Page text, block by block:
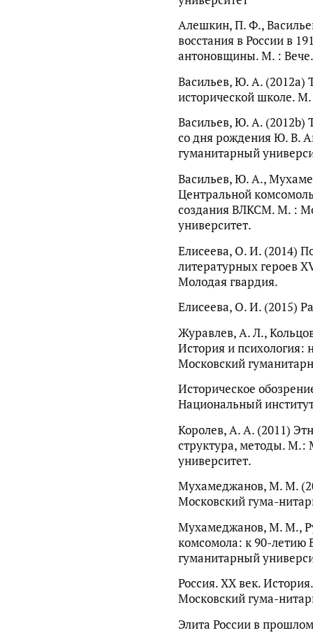
Алешкин, П. Ф.,
восстания в России в
антоновщины. М. : Вече.
Васильев, Ю. А. (2012a)
исторической школе.
Васильев, Ю. А. (2012b)
со дня рождения Ю. В.
гуманитарный
Васильев, Ю. А.,
Центральной
создания ВЛКСМ. М. :
университет.
Елисеева, О. И. (2014)
литературных героев
Молодая гвардия.
Елисеева, О. И. (2015)
Журавлев, А. Л.,
История и
Московский
Историческое
Национальный
Королев, А. А. (2011)
структура, методы. М.:
университет.
Мухамеджанов, М. М.
Московский гума-
Мухамеджанов, М. М.,
комсомола: к 90-
гуманитарный
Россия. XX век.
Московский гума-
Элита России в